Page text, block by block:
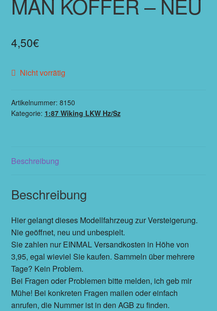
4,50€
Nicht vorrätig
Artikelnummer: 8150
Kategorie: 1:87 Wiking LKW Hz/Sz
Beschreibung
Beschreibung
Hier gelangt dieses Modellfahrzeug zur Versteigerung.
Nie geöffnet, neu und unbespielt.
Sie zahlen nur EINMAL Versandkosten in Höhe von
3,95, egal wieviel Sie kaufen. Sammeln über mehrere
Tage? Kein Problem.
Bei Fragen oder Problemen bitte melden, ich geb mir
Mühe! Bei konkreten Fragen mailen oder einfach
anrufen, die Nummer ist in den AGB zu finden.